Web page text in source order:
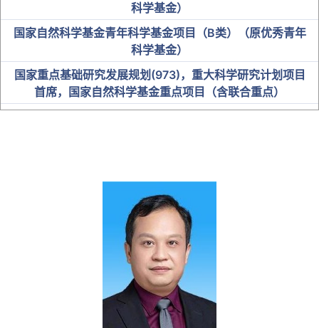
科学基金）
国家自然科学基金青年科学基金项目（B类）（原优秀青年
科学基金）
国家重点基础研究发展规划(973)，重大科学研究计划项目
首席，国家自然科学基金重点项目（含联合重点）
教育部“新世纪优秀人才支持计划”
全国优秀教师及名师
省级人才
博士研究生导师